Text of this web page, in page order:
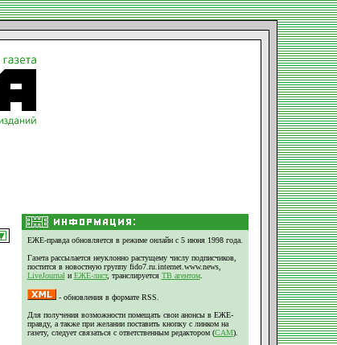
ЕЖЕ-правда обновляется в режиме онлайн с 5 июня 1998 года.
Газета рассылается неуклонно растущему числу подписчиков,
постится в новостную группу fido7.ru.internet.www.news,
LiveJournal и ЕЖЕ-лист, транслируется ТВ агентом.
- обновления в формате RSS.
Для получения возможности помещать свои анонсы в ЕЖЕ-
правду, а также при желании поставить кнопку с линком на
газету, следует связаться с ответственным редактором (CAM).